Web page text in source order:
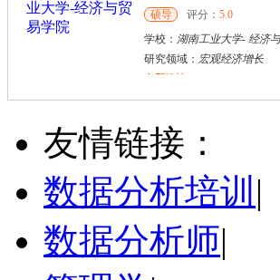
硕导 评分： 5.0
学校： 湖南工业大学- 经济
研究领域： 宏观经济增长
立即咨询
张千帆 哈尔滨市
博导
学校：哈尔滨工业大学
立即咨询
友情链接：
数据分析培训 |
数据分析师|